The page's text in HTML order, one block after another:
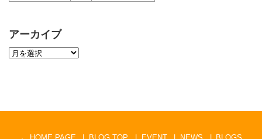
アーカイブ